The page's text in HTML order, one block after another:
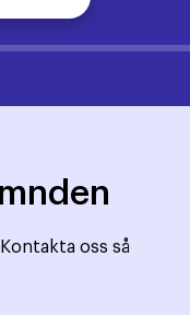
oss så